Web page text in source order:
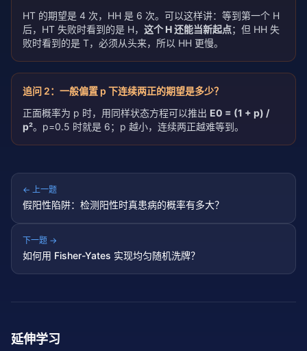
HT 的期望是 4 次，HH 是 6 次。可以这样讲：等到第一个 H
后，HT 失败时看到的是 H， 这个 H 还能当新起点；但 HH 失
败时看到的是 T，必须从头来，所以 HH 更慢。
追问 2： 一般偏置 p 下连续两正的期望是多少？
正面概率为 p 时，用同样状态方程可以推出 E0 = (1 + p) /
p²。p=0.5 时就是 6；p 越小，连续两正越难等到。
← 上一题
假阳性陷阱：检测阳性时真患病的概率有多大？
下一题 →
如何用 Fisher-Yates 实现均匀随机洗牌？
延伸学习